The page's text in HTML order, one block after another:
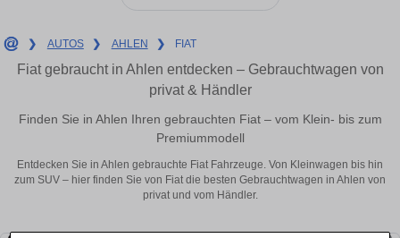
❯ AUTOS ❯ AHLEN ❯ FIAT
Fiat gebraucht in Ahlen entdecken – Gebrauchtwagen von
privat & Händler
Finden Sie in Ahlen Ihren gebrauchten Fiat – vom Klein- bis zum
Premiummodell
Entdecken Sie in Ahlen gebrauchte Fiat Fahrzeuge. Von Kleinwagen bis hin
zum SUV – hier finden Sie von Fiat die besten Gebrauchtwagen in Ahlen von
privat und vom Händler.